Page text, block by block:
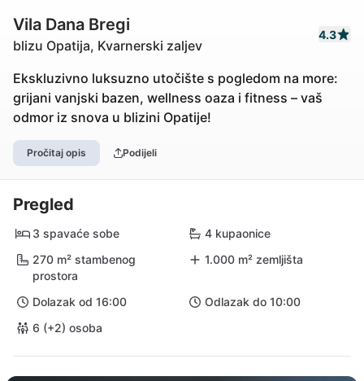
Vila Dana Bregi
blizu Opatija, Kvarnerski zaljev
4.3
Ekskluzivno luksuzno utočište s pogledom na more:
grijani vanjski bazen, wellness oaza i fitness – vaš
odmor iz snova u blizini Opatije!
Pročitaj opis Podijeli
Pregled
3 spavaće sobe
4 kupaonice
270 m² stambenog
prostora
1.000 m² zemljišta
Dolazak od 16:00
Odlazak do 10:00
6 (+2) osoba